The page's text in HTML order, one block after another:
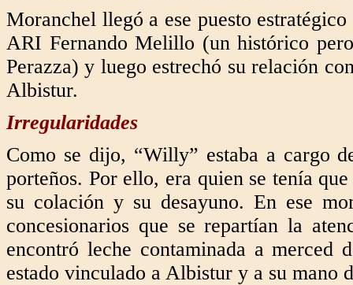
Moranchel llegó a ese puesto
ARI Fernando Melillo (un histórico
Perazza) y luego estrechó su relación
Albistur.
Irregularidades
Como se dijo, “Willy” estaba a cargo
porteños. Por ello, era quien se tenía
su colación y su desayuno. En ese
concesionarios que se repartían la
encontró leche contaminada a merced
estado vinculado a Albistur y a su